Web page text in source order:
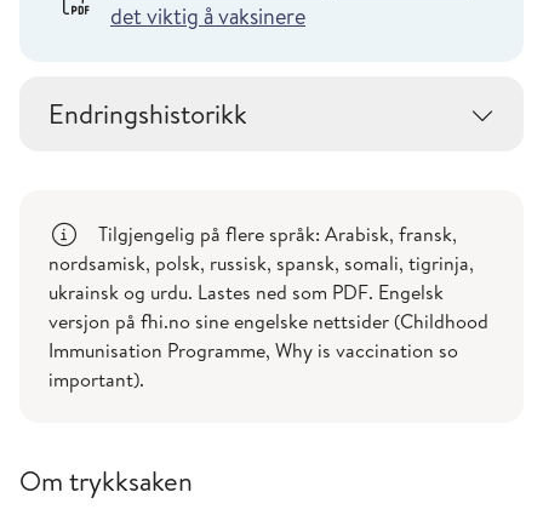
det viktig å vaksinere
Endringshistorikk
Tilgjengelig på flere språk: Arabisk, fransk,
nordsamisk, polsk, russisk, spansk, somali, tigrinja,
ukrainsk og urdu. Lastes ned som PDF. Engelsk
versjon på fhi.no sine engelske nettsider (Childhood
Immunisation Programme, Why is vaccination so
important).
Om trykksaken